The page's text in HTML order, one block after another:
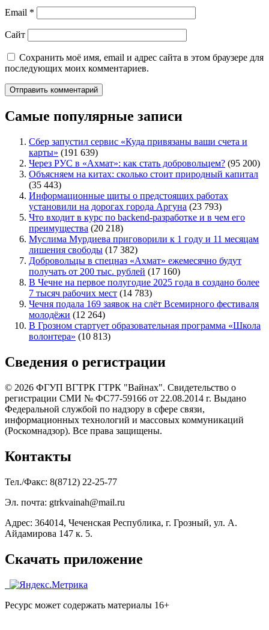
Email *
Сайт
Сохранить моё имя, email и адрес сайта в этом браузере для
последующих моих комментариев.
Самые популярные записи
Сбер запустил сервис «Куда привязаны ваши счета и
карты» (191 639)
Через РУС в «Ахмат»: как стать добровольцем? (95 200)
Объясняем на китах: сколько стоит природный капитал
(35 443)
Информационные щиты о предстоящих работах
установили на дорогах города Аргуна (23 793)
Что входит в курс по backend-разработке и в чем его
преимущества (20 218)
Муслима Мурдиева приговорили к 1 году и 11 месяцам
лишения свободы (17 382)
Добровольцы в спецназ «Ахмат» ежемесячно будут
получать от 200 тыс. рублей (17 160)
В Чечне на первое полугодие 2025 года в создано более
7 тысяч рабочих мест (14 783)
Чечня подала 169 заявок на слёт Всемирного фестиваля
молодёжи (12 264)
В Грозном стартует образовательная программа «Школа
волонтера» (10 813)
Сведения о регистрации
© 2026 ФГУП ВГТРК ГТРК "Вайнах". Свидетельство о
регистрации СМИ № ФС77-59166 от 22.08.2014 г. Выдано
Федеральной службой по надзору в сфере связи,
информационных технологий и массовых коммуникаций
(Роскомнадзор). Все права защищены.
Контакты
Тел./Факс: 8(8712) 22-25-77
Эл. почта: gtrkvainah@mail.ru
Адрес: 364014, Чеченская Республика, г. Грозный, ул. А.
Айдамирова 147 к. 5.
Скачать приложение
Ресурс может содержать материалы 16+